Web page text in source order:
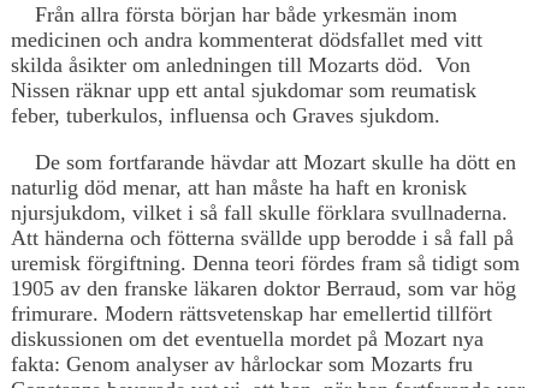
Från allra första början har både yrkesmän inom
medicinen och andra kommenterat dödsfallet med vitt
skilda åsikter om anledningen till Mozarts död. Von
Nissen räknar upp ett antal sjukdomar som reumatisk
feber, tuberkulos, influensa och Graves sjukdom.
De som fortfarande hävdar att Mozart skulle ha dött en
naturlig död menar, att han måste ha haft en kronisk
njursjukdom, vilket i så fall skulle förklara svullnaderna.
Att händerna och fötterna svällde upp berodde i så fall på
uremisk förgiftning. Denna teori fördes fram så tidigt som
1905 av den franske läkaren doktor Berraud, som var hög
frimurare. Modern rättsvetenskap har emellertid tillfört
diskussionen om det eventuella mordet på Mozart nya
fakta: Genom analyser av hårlockar som Mozarts fru